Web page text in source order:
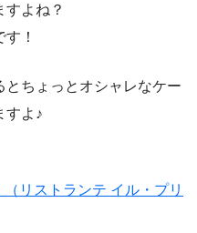
よね？
！
とちょっとオシャレなケー
すよ♪
リストランテ イル・プリ